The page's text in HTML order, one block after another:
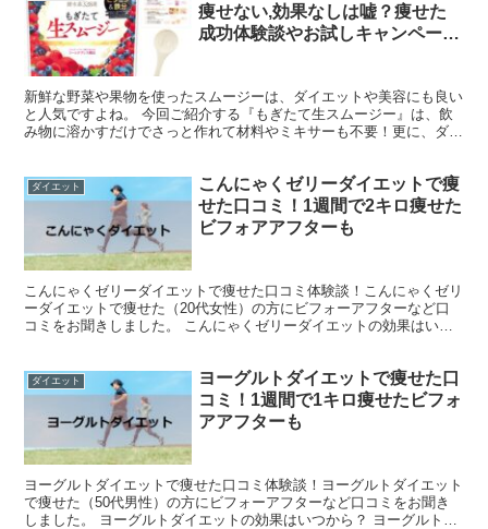
痩せない,効果なしは嘘？痩せた
成功体験談やお試しキャンペーン
新鮮な野菜や果物を使ったスムージーは、ダイエットや美容にも良い
と人気ですよね。 今回ご紹介する『もぎたて生スムージー』は、飲
み物に溶かすだけでさっと作れて材料やミキサーも不要！更に、ダイ
ダイエット
こんにゃくゼリーダイエットで痩
せた口コミ！1週間で2キロ痩せた
ビフォアアフターも
こんにゃくゼリーダイエットで痩せた口コミ体験談！こんにゃくゼリ
ーダイエットで痩せた（20代女性）の方にビフォーアフターなど口
コミをお聞きしました。 こんにゃくゼリーダイエットの効果はいつ
ダイエット
ヨーグルトダイエットで痩せた口
コミ！1週間で1キロ痩せたビフォ
アアフターも
ヨーグルトダイエットで痩せた口コミ体験談！ヨーグルトダイエット
で痩せた（50代男性）の方にビフォーアフターなど口コミをお聞き
しました。 ヨーグルトダイエットの効果はいつから？ ヨーグルトダ